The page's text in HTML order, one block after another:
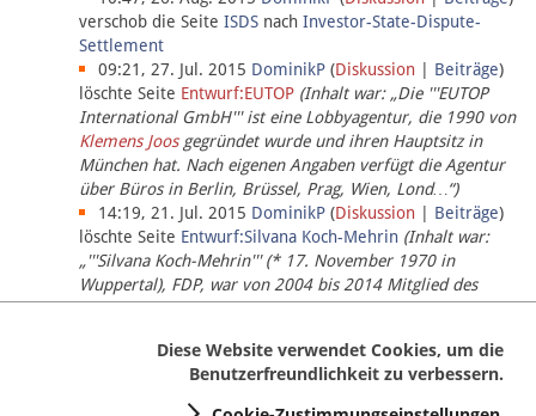
Impressum
verschob die Seite ISDS nach Investor-State-Dispute-
Settlement
09:21, 27. Jul. 2015 DominikP (Diskussion Beiträge)
löschte Seite Entwurf:EUTOP (Inhalt war: „Die '''EUTOP
International GmbH''' ist eine Lobbyagentur, die 1990 von
Klemens Joosgegründet wurde und ihren Hauptsitz in
München hat. Nach eigenen Angaben verfügt die Agentur
über Büros in Berlin, Brüssel, Prag, Wien, Lond…“)
14:19, 21. Jul. 2015 DominikP (Diskussion Beiträge)
löschte Seite Entwurf:Silvana Koch-Mehrin (Inhalt war:
„'''Silvana Koch-Mehrin''' (* 17. November 1970 in
Wuppertal), FDP, war von 2004 bis 2014 Mitglied des
Europäischen Parlaments, seit November 2014 ist sie für
Diese Website verwendet Cookies, um die
Benutzerfreundlichkeit zu verbessern.